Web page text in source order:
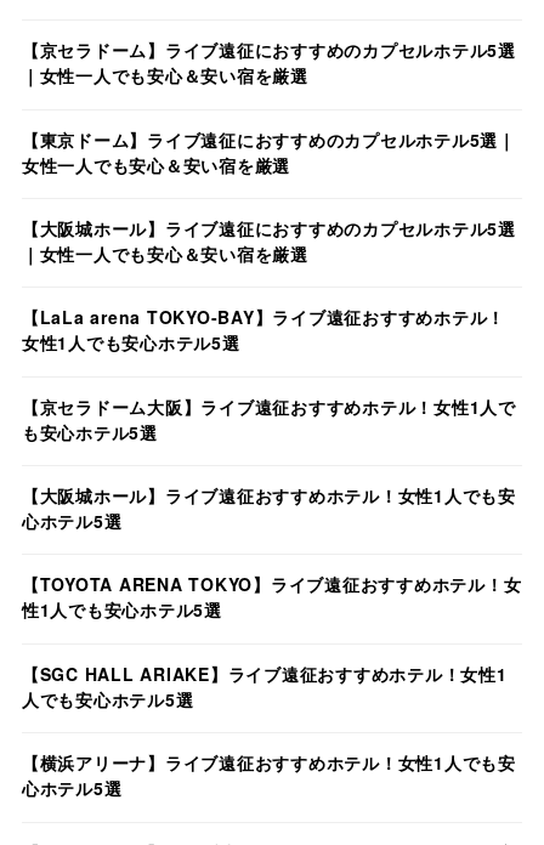
【京セラドーム】ライブ遠征におすすめのカプセルホテル5選
｜女性一人でも安心＆安い宿を厳選
【東京ドーム】ライブ遠征におすすめのカプセルホテル5選｜
女性一人でも安心＆安い宿を厳選
【大阪城ホール】ライブ遠征におすすめのカプセルホテル5選
｜女性一人でも安心＆安い宿を厳選
【LaLa arena TOKYO-BAY】ライブ遠征おすすめホテル！
女性1人でも安心ホテル5選
【京セラドーム大阪】ライブ遠征おすすめホテル！女性1人で
も安心ホテル5選
【大阪城ホール】ライブ遠征おすすめホテル！女性1人でも安
心ホテル5選
【TOYOTA ARENA TOKYO】ライブ遠征おすすめホテル！女
性1人でも安心ホテル5選
【SGC HALL ARIAKE】ライブ遠征おすすめホテル！女性1
人でも安心ホテル5選
【横浜アリーナ】ライブ遠征おすすめホテル！女性1人でも安
心ホテル5選